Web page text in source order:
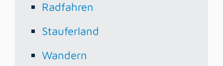
Radfahren
Stauferland
Wandern